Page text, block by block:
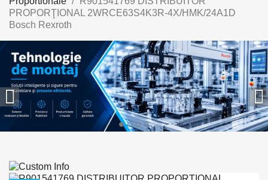
PROPORŢIONAL 2WRCE63S4K3R-4X/HMK/24A1D
Bosch Rexroth
 